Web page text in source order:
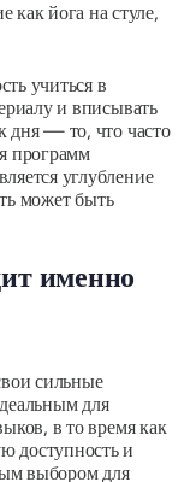
как йога на стуле,
учиться в
и вписывать
дня — то, что часто
программ
углубление
может быть
именно
сильные
для
в то время как
доступность и
выбором для